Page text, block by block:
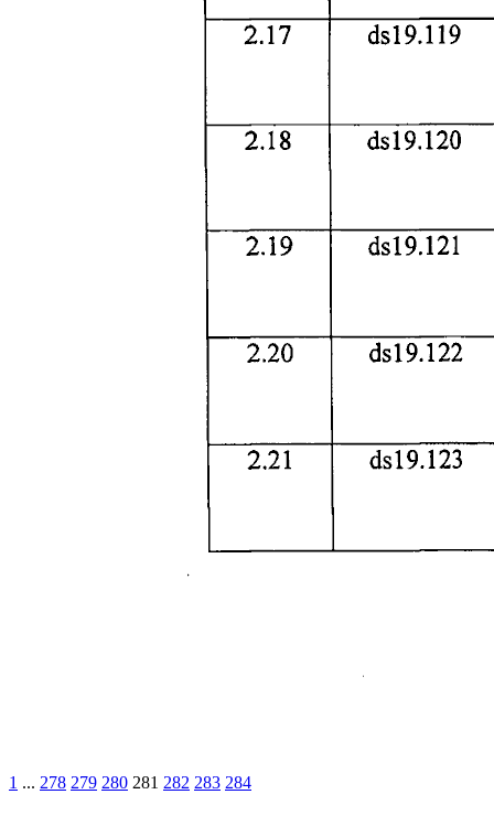
1 ... 278 279 280 281 282 283 284